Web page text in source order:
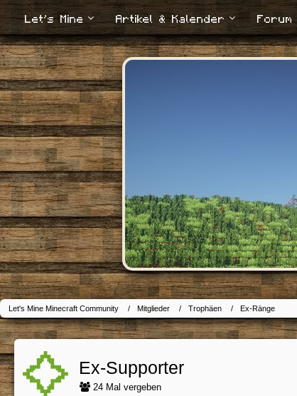
Let's Mine Artikel & Kalender Forum
Let's Mine Minecraft Community Mitglieder Trophäen Ex-Ränge
Ex-Supporter
24 Mal vergeben